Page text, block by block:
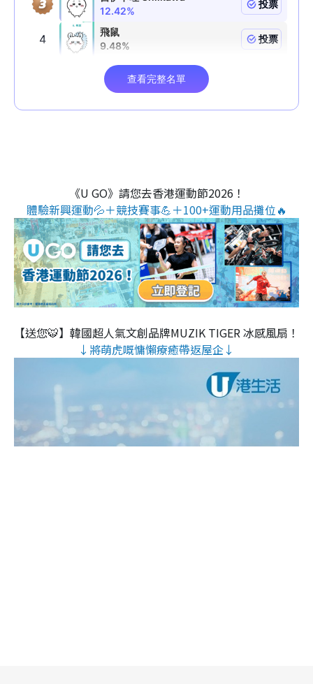
《U GO》請您去香港運動節2026！
體驗新興運動💦＋競技賽事💪＋100+運動用品攤位🔥
【送您🐯】韓國超人氣文創品牌MUZIK TIGER 冰感風扇！
↓將萌虎嘅慵懶療癒帶返屋企↓